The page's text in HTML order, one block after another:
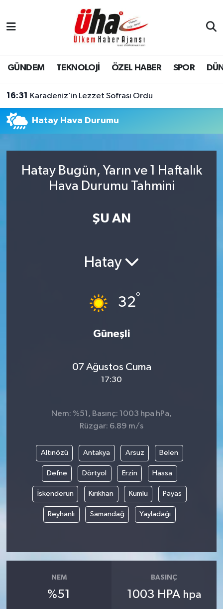
GÜNDEM TEKNOLOJİ ÖZEL HABER SPOR
16:31 Karadeniz’in Lezzet Sofrası Ordu
Hatay Hava Durumu
Hatay Bugün, Yarın ve 1 Haftalık
Hava Durumu Tahmini
ŞU AN
Hatay
32°
Güneşli
07 Ağustos Cuma
17:30
Nem: %51, Basınç: 1003 hpa hPa,
Rüzgar: 6.89 m/s
Altınözü Antakya Arsuz Belen
Defne Dörtyol Erzin Hassa
İskenderun Kırıkhan Kumlu Payas
Reyhanlı Samandağ Yayladağı
NEM
%51
BASINÇ
1003 HPA hpa
İstanbul Nöbetçi Eczaneler
İstanbul Hava Durumu
Tüm Manşetler
Son Dakika Haberleri